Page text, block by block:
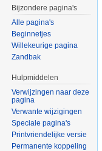
Bijzondere pagina's
Alle pagina's
Beginnetjes
Willekeurige pagina
Zandbak
Hulpmiddelen
Verwijzingen naar deze
pagina
Verwante wijzigingen
Speciale pagina's
Printvriendelijke versie
Permanente koppeling